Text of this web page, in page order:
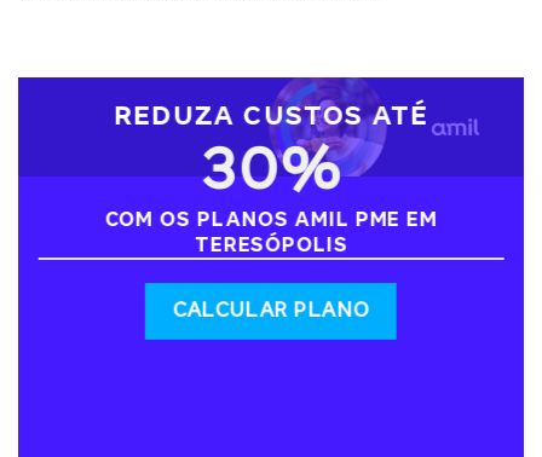
REDUZA CUSTOS ATÉ
30%
COM OS PLANOS AMIL PME EM
TERESÓPOLIS
CALCULAR PLANO